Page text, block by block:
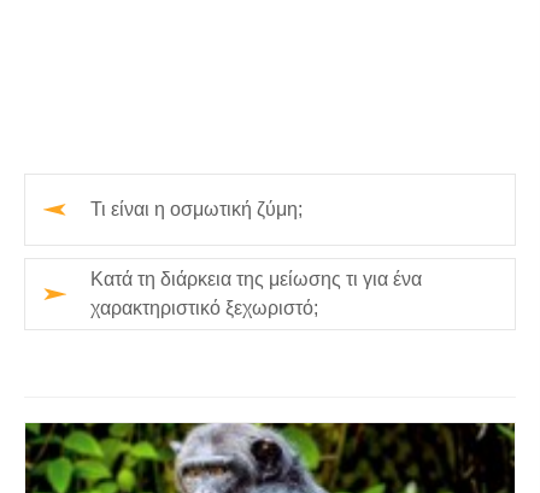
Τι είναι η οσμωτική ζύμη;
Κατά τη διάρκεια της μείωσης τι για ένα
χαρακτηριστικό ξεχωριστό;